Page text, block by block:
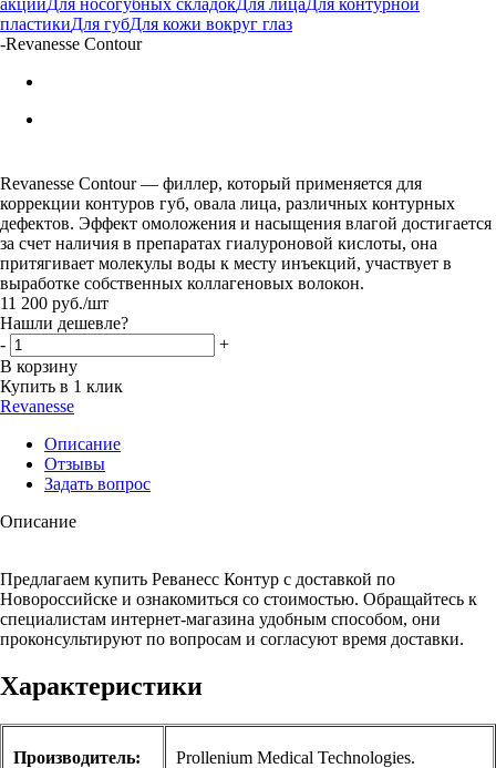
пластикиДля губДля кожи вокруг глаз
-Revanesse Contour
Revanesse Contour — филлер, который применяется для
коррекции контуров губ, овала лица, различных контурных
дефектов. Эффект омоложения и насыщения влагой достигается
за счет наличия в препаратах гиалуроновой кислоты, она
притягивает молекулы воды к месту инъекций, участвует в
выработке собственных коллагеновых волокон.
11 200 руб./шт
Нашли дешевле?
-
+
В корзину
Купить в 1 клик
Revanesse
Описание
Отзывы
Задать вопрос
Описание
Предлагаем купить Реванесс Контур с доставкой по
Новороссийске и ознакомиться со стоимостью. Обращайтесь к
специалистам интернет-магазина удобным способом, они
проконсультируют по вопросам и согласуют время доставки.
Характеристики
Производитель: Prollenium Medical Technologies.